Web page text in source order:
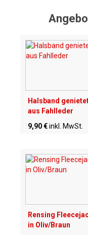
Halsband
aus Fahlleder
9,90 €inkl. MwSt.
Rensing
in Oliv/Braun